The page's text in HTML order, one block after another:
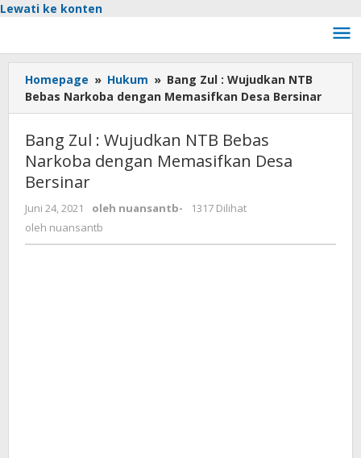
Lewati ke konten
Homepage » Hukum » Bang Zul : Wujudkan NTB
Bebas Narkoba dengan Memasifkan Desa Bersinar
Bang Zul : Wujudkan NTB Bebas
Narkoba dengan Memasifkan Desa
Bersinar
Juni 24, 2021 oleh nuansantb-
1317 Dilihat
oleh nuansantb